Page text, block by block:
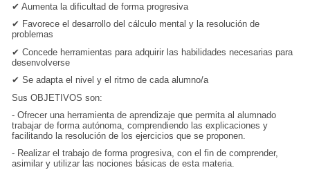
✔ Aumenta la dificultad de forma progresiva
✔ Favorece el desarrollo del cálculo mental y la resolución de
problemas
✔ Concede herramientas para adquirir las habilidades necesarias para
desenvolverse
✔ Se adapta el nivel y el ritmo de cada alumno/a
Sus OBJETIVOS son:
- Ofrecer una herramienta de aprendizaje que permita al alumnado
trabajar de forma autónoma, comprendiendo las explicaciones y
facilitando la resolución de los ejercicios que se proponen.
- Realizar el trabajo de forma progresiva, con el fin de comprender,
asimilar y utilizar las nociones básicas de esta materia.